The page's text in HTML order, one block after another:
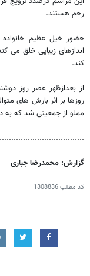
رحم هستند.
حضور خیل عظیم
اندازهای زیبایی خلق می
کند.
از بعدازظهر عصر روز
روزها بر اثر بارش های
مملو از جمعیتی شد که به
گزارش: محمدرضا جباری
کد مطلب1308836